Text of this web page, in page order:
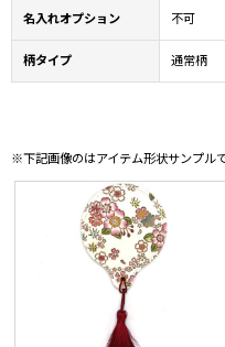
名入れオプション 不可
柄タイプ 通常柄
※下記画像のはアイテム形状サンプル